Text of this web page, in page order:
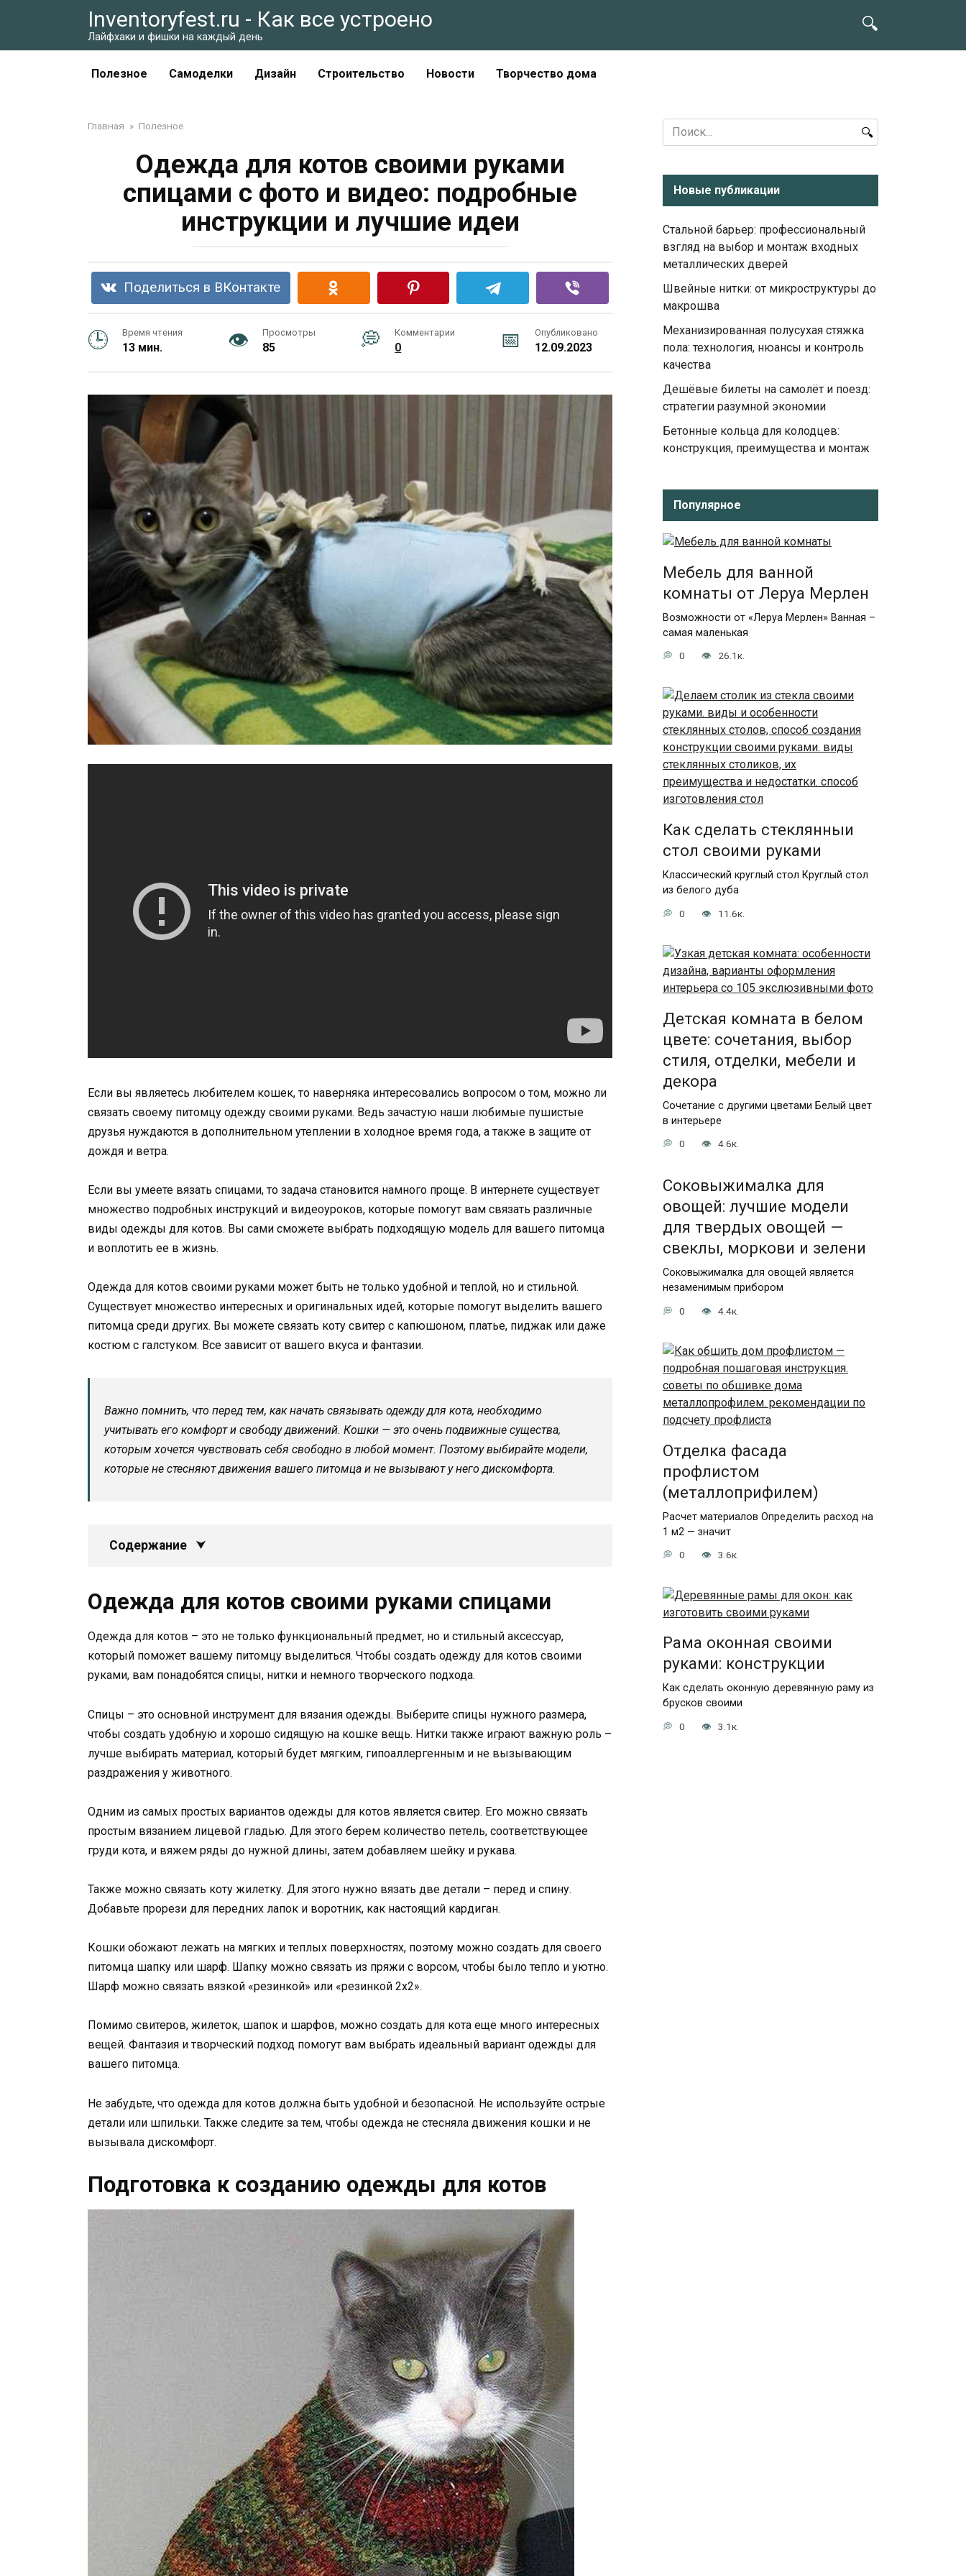
Inventoryfest.ru - Как все устроено
Лайфхаки и фишки на каждый день
Полезное Самоделки Дизайн Строительство Новости Творчество дома
Главная » Полезное
Одежда для котов своими руками
спицами с фото и видео: подробные
инструкции и лучшие идеи
Поделиться в ВКонтакте
Время чтения
13 мин.
Просмотры
85
Комментарии
0
Опубликовано
12.09.2023
Если вы являетесь любителем кошек, то наверняка интересовались вопросом о том, можно ли
связать своему питомцу одежду своими руками. Ведь зачастую наши любимые пушистые
друзья нуждаются в дополнительном утеплении в холодное время года, а также в защите от
дождя и ветра.
Если вы умеете вязать спицами, то задача становится намного проще. В интернете существует
множество подробных инструкций и видеоуроков, которые помогут вам связать различные
виды одежды для котов. Вы сами сможете выбрать подходящую модель для вашего питомца
и воплотить ее в жизнь.
Одежда для котов своими руками может быть не только удобной и теплой, но и стильной.
Существует множество интересных и оригинальных идей, которые помогут выделить вашего
питомца среди других. Вы можете связать коту свитер с капюшоном, платье, пиджак или даже
костюм с галстуком. Все зависит от вашего вкуса и фантазии.
Важно помнить, что перед тем, как начать связывать одежду для кота, необходимо
учитывать его комфорт и свободу движений. Кошки — это очень подвижные существа,
которым хочется чувствовать себя свободно в любой момент. Поэтому выбирайте модели,
которые не стесняют движения вашего питомца и не вызывают у него дискомфорта.
Содержание
Одежда для котов своими руками спицами
Одежда для котов – это не только функциональный предмет, но и стильный аксессуар,
который поможет вашему питомцу выделиться. Чтобы создать одежду для котов своими
руками, вам понадобятся спицы, нитки и немного творческого подхода.
Спицы – это основной инструмент для вязания одежды. Выберите спицы нужного размера,
чтобы создать удобную и хорошо сидящую на кошке вещь. Нитки также играют важную роль –
лучше выбирать материал, который будет мягким, гипоаллергенным и не вызывающим
раздражения у животного.
Одним из самых простых вариантов одежды для котов является свитер. Его можно связать
простым вязанием лицевой гладью. Для этого берем количество петель, соответствующее
груди кота, и вяжем ряды до нужной длины, затем добавляем шейку и рукава.
Также можно связать коту жилетку. Для этого нужно вязать две детали – перед и спину.
Добавьте прорези для передних лапок и воротник, как настоящий кардиган.
Кошки обожают лежать на мягких и теплых поверхностях, поэтому можно создать для своего
питомца шапку или шарф. Шапку можно связать из пряжи с ворсом, чтобы было тепло и уютно.
Шарф можно связать вязкой «резинкой» или «резинкой 2х2».
Помимо свитеров, жилеток, шапок и шарфов, можно создать для кота еще много интересных
вещей. Фантазия и творческий подход помогут вам выбрать идеальный вариант одежды для
вашего питомца.
Не забудьте, что одежда для котов должна быть удобной и безопасной. Не используйте острые
детали или шпильки. Также следите за тем, чтобы одежда не стесняла движения кошки и не
вызывала дискомфорт.
Подготовка к созданию одежды для котов
Search
for:
Новые публикации
Стальной барьер: профессиональный
взгляд на выбор и монтаж входных
металлических дверей
Швейные нитки: от микроструктуры до
макрошва
Механизированная полусухая стяжка
пола: технология, нюансы и контроль
качества
Дешёвые билеты на самолёт и поезд:
стратегии разумной экономии
Бетонные кольца для колодцев:
конструкция, преимущества и монтаж
Популярное
Мебель для ванной
комнаты от Леруа Мерлен
Возможности от «Леруа Мерлен» Ванная –
самая маленькая
0 26.1к.
Как сделать стеклянныи
стол своими руками
Классический круглый стол Круглый стол
из белого дуба
0 11.6к.
Детская комната в белом
цвете: сочетания, выбор
стиля, отделки, мебели и
декора
Сочетание с другими цветами Белый цвет
в интерьере
0 4.6к.
Соковыжималка для
овощей: лучшие модели
для твердых овощей —
свеклы, моркови и зелени
Соковыжималка для овощей является
незаменимым прибором
0 4.4к.
Отделка фасада
профлистом
(металлоприфилем)
Расчет материалов Определить расход на
1 м2 — значит
0 3.6к.
Рама оконная своими
руками: конструкции
Как сделать оконную деревянную раму из
брусков своими
0 3.1к.